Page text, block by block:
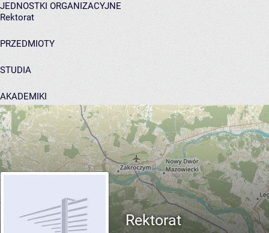
JEDNOSTKI ORGANIZACYJNE
Rektorat
PRZEDMIOTY
STUDIA
AKADEMIKI
POMOC
Rektorat